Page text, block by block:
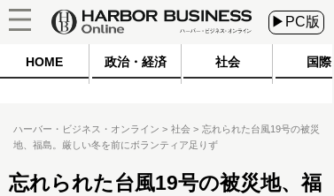
▶PC版
HOME 政治・経済 社会 国際
ハーバー・ビジネス・オンライン 社会
忘れられた台風19号の被災
地、福島。厳しい冬を前にボランティア足りず
忘れられた台風19号の被災地、福